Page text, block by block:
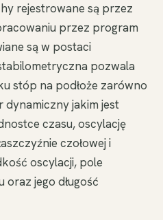
rejestrowane są przez
przez program
są w postaci
pozwala
stóp na podłoże zarówno
jakim jest
czasu, oscylację
czołowej i
oscylacji, pole
jego długość